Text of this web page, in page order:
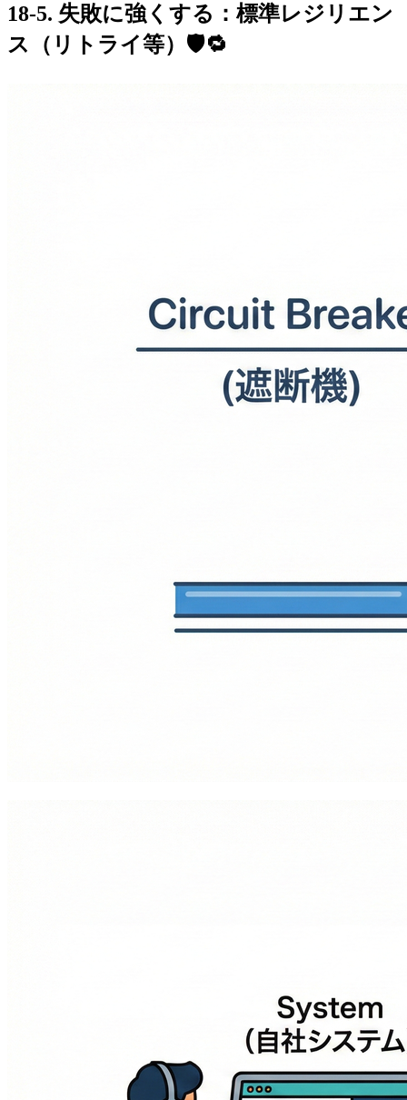
18-5. 失敗に強くする：標準レジリエン
ス（リトライ等）🛡️🔁